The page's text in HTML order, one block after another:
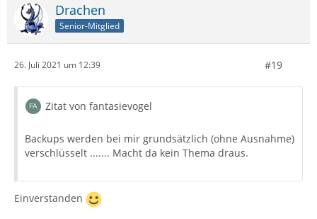
Drachen
Senior-Mitglied
26. Juli 2021 um 12:39 #19
Zitat von fantasievogel
Backups werden bei mir grundsätzlich (ohne Ausnahme)
verschlüsselt ....... Macht da kein Thema draus.
Einverstanden